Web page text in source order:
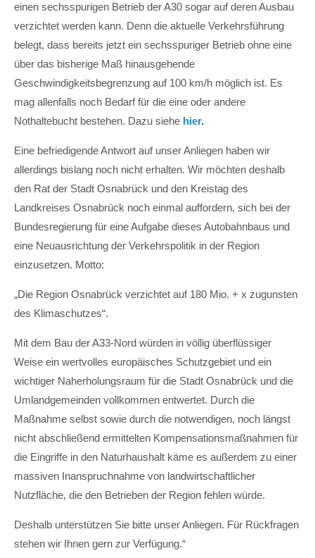
einen sechsspurigen Betrieb der A30 sogar auf deren Ausbau
verzichtet werden kann. Denn die aktuelle Verkehrsführung
belegt, dass bereits jetzt ein sechsspuriger Betrieb ohne eine
über das bisherige Maß hinausgehende
Geschwindigkeitsbegrenzung auf 100 km/h möglich ist. Es
mag allenfalls noch Bedarf für die eine oder andere
Nothaltebucht bestehen. Dazu siehe hier.
Eine befriedigende Antwort auf unser Anliegen haben wir
allerdings bislang noch nicht erhalten. Wir möchten deshalb
den Rat der Stadt Osnabrück und den Kreistag des
Landkreises Osnabrück noch einmal auffordern, sich bei der
Bundesregierung für eine Aufgabe dieses Autobahnbaus und
eine Neuausrichtung der Verkehrspolitik in der Region
einzusetzen. Motto:
„Die Region Osnabrück verzichtet auf 180 Mio. + x zugunsten
des Klimaschutzes“.
Mit dem Bau der A33-Nord würden in völlig überflüssiger
Weise ein wertvolles europäisches Schutzgebiet und ein
wichtiger Naherholungsraum für die Stadt Osnabrück und die
Umlandgemeinden vollkommen entwertet. Durch die
Maßnahme selbst sowie durch die notwendigen, noch längst
nicht abschließend ermittelten Kompensationsmaßnahmen für
die Eingriffe in den Naturhaushalt käme es außerdem zu einer
massiven Inanspruchnahme von landwirtschaftlicher
Nutzfläche, die den Betrieben der Region fehlen würde.
Deshalb unterstützen Sie bitte unser Anliegen. Für Rückfragen
stehen wir Ihnen gern zur Verfügung.“